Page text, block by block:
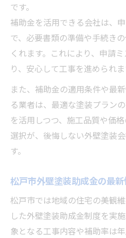
です。
補助金を活用できる会社は、
で、必要書類の準備や手続き
くれます。これにより、申請
り、安心して工事を進められま
また、補助金の適用条件や最
る業者は、最適な塗装プラン
を活用しつつ、施工品質や価
選択が、後悔しない外壁塗装
す。
松戸市外壁塗装助成金の最
松戸市では地域の住宅の美観
した外壁塗装助成金制度を実
象となる工事内容や補助率は